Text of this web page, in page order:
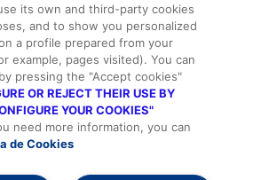
y las opiniones y tendencias más
pluma de nuestros colaboradores
colaboradores especiales.
|Suscripción
its own and third-party cookies
and to show you personalized
a profile prepared from your
example, pages visited). You can
pressing the "Accept cookies"
OR REJECT THEIR USE BY
YOUR COOKIES"
need more information, you can
de Cookies